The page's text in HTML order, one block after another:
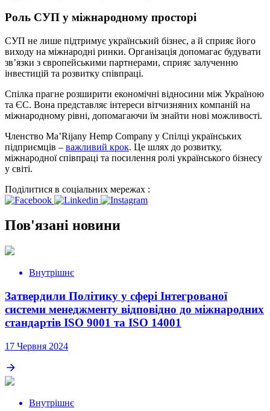
Роль СУП у міжнародному просторі
СУП не лише підтримує український бізнес, а й сприяє його
виходу на міжнародні ринки. Організація допомагає будувати
зв’язки з європейськими партнерами, сприяє залученню
інвестицій та розвитку співпраці.
Спілка прагне розширити економічні відносини між Україною
та ЄС. Вона представляє інтереси вітчизняних компаній на
міжнародному рівні, допомагаючи їм знайти нові можливості.
Членство Ma’Rijany Hemp Company у Спілці українських
підприємців – важливий крок. Це шлях до розвитку,
міжнародної співпраці та посилення ролі українського бізнесу
у світі.
Поділитися в соціальних мережах :
Пов'язані новини
Внутрішнє
Затвердили Політику у сфері Інтегрованої
системи менеджменту відповідно до міжнародних
стандартів ISO 9001 та ISO 14001
17 Червня 2024
Внутрішнє